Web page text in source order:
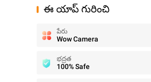
ఈ యాప్ గురించి
పేరు
Wow Camera
భద్రత
100% Safe